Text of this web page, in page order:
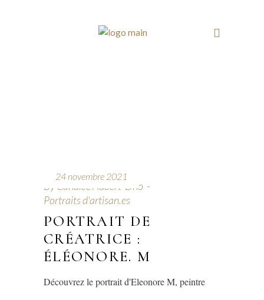
24 novembre 2021
By Candice Aubert-Dho
Portraits d'artisan.es
PORTRAIT DE
CRÉATRICE :
ÉLÉONORE. M
Découvrez le portrait d'Eleonore M, peintre